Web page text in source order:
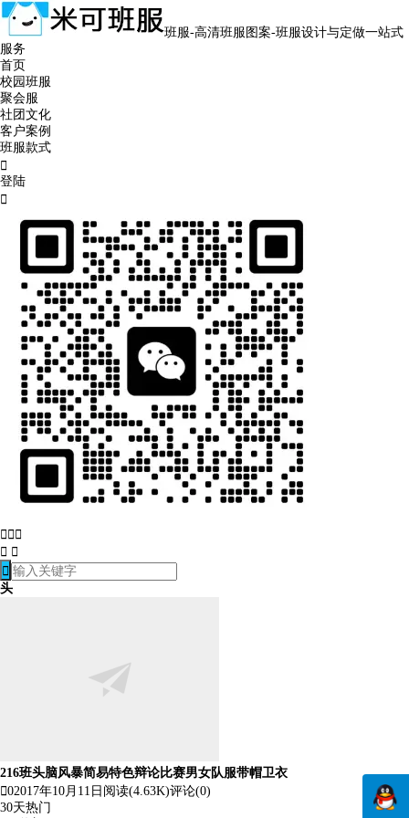
班服-高清班服图案-班服设计与定做一站式
服务
首页
校园班服
聚会服
社团文化
客户案例
班服款式

登陆

  
 

头
216班头脑风暴简易特色辩论比赛男女队服带帽卫衣
02017年10月11日 阅读(4.63K)评论(0)
30天热门